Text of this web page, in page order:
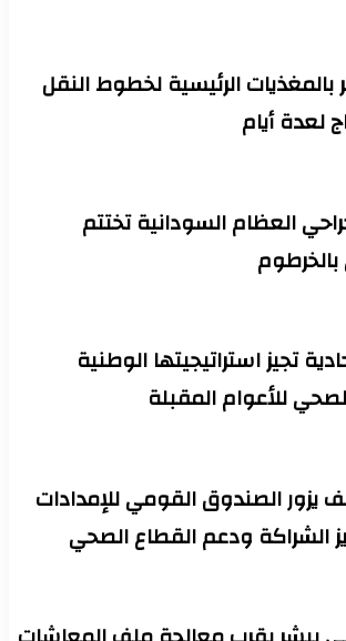
بالمغذيات الرئيسية لخطوط النقل
لعدة أيام
العظام السودانية تختتم
تجيز استراتيجيتها الوطنية
للأعوام المقبلة
يزور الصندوق القومي للإمدادات
الشراكة ودعم القطاع الصحي